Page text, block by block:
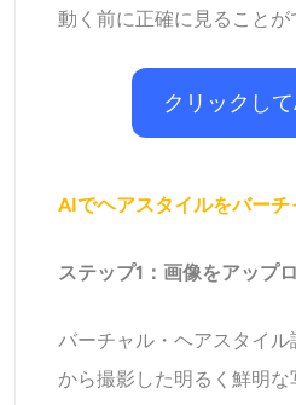
動く前に正確に見ることが
クリックし
AIでヘアスタイルをバー
ステップ1：画像をアップ
バーチャル・ヘアスタイ
から撮影した明るく鮮明